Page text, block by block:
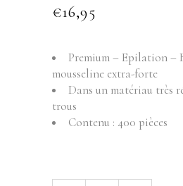
€16,95
Premium – Epilation –
mousseline extra-forte
Dans un matériau très
trous
Contenu : 400 pièces